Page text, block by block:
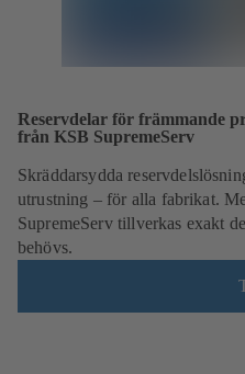
Reservdelar för främmande
från KSB SupremeServ
Skräddarsydda
utrustning – för alla fabrikat.
SupremeServ tillverkas exakt
behövs.